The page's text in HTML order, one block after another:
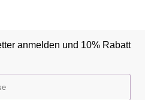
anmelden und 10% Rabatt